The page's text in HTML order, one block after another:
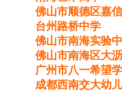
佛山市顺德区嘉
台州路桥中学
佛山市南海实验
佛山市南海区大
广州市八一希望
成都西南交大幼